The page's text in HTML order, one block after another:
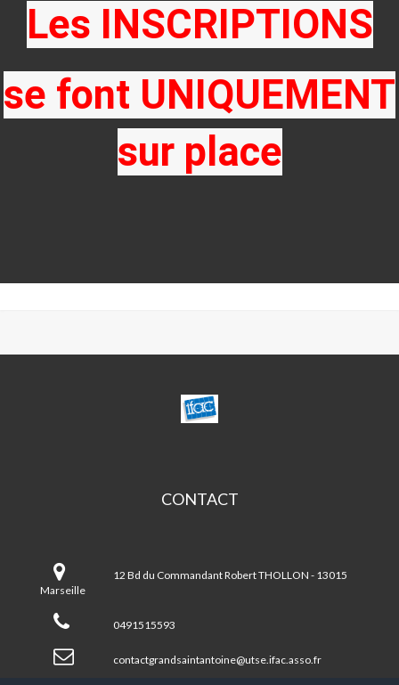
Les INSCRIPTIONS
se font UNIQUEMENT
sur place
CENTRE
SOCIAL
CONTACT
social
DU
SAINT
ANTOINE
12 Bd du Commandant Robert THOLLON - 13015
Marseille
0491515593
contactgrandsaintantoine@utse.ifac.asso.fr